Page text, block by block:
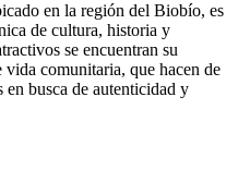
en la región del Biobío, es
de cultura, historia y
se encuentran su
comunitaria, que hacen de
en busca de autenticidad y